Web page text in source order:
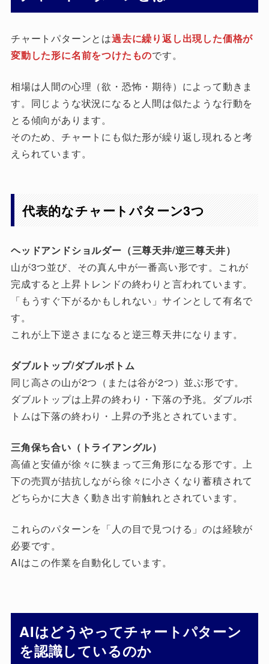
チャートパターンとは過去に繰り返し出現した価格が
変動した形に名前をつけたものです。
相場は人間の心理（欲・恐怖・期待）によって動きま
す。同じような状況になると人間は似たような行動を
とる傾向があります。
そのため、チャートにも似た形が繰り返し現れると考
えられています。
代表的なチャートパターン3つ
ヘッドアンドショルダー（三尊天井/逆三尊天井）
山が3つ並び、その真ん中が一番高い形です。これが
完成すると上昇トレンドの終わりと言われています。
「もうすぐ下がるかもしれない」サインとして有名で
す。
これが上下逆さまになると逆三尊天井になります。
ダブルトップ/ダブルボトム
同じ高さの山が2つ（または谷が2つ）並ぶ形です。
ダブルトップは上昇の終わり・下落の予兆。ダブルボ
トムは下落の終わり・上昇の予兆とされています。
三角保ち合い（トライアングル）
高値と安値が徐々に狭まって三角形になる形です。上
下の売買が拮抗しながら徐々に小さくなり蓄積されて
どちらかに大きく動き出す前触れとされています。
これらのパターンを「人の目で見つける」のは経験が
必要です。
AIはこの作業を自動化しています。
AIはどうやってチャートパターン
を認識しているのか